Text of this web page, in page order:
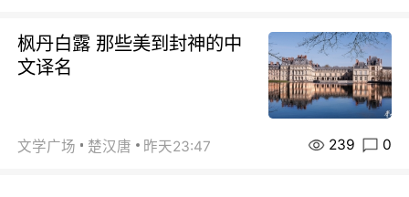
枫丹白露 那些美到封神的中
文译名
文学广场 楚汉唐 昨天23:47 239 0